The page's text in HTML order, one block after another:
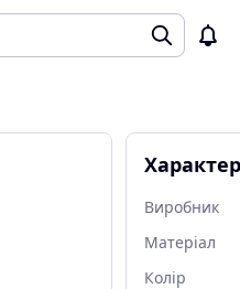
Виробник
Матеріал
Колір